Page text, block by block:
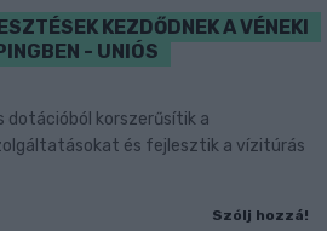
KEZDŐDNEK A VÉNEKI
- UNIÓS
dotációból korszerűsítik a
és fejlesztik a vízitúrás
Szólj hozzá!